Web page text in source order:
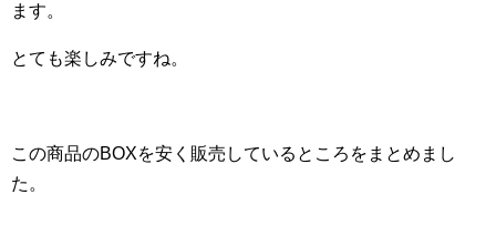
ます。
とても楽しみですね。
この商品のBOXを安く販売しているところをまとめまし
た。